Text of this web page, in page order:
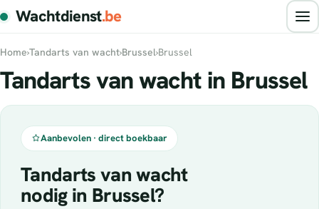
Wachtdienst.be
Home›Tandarts van wacht›Brussel›Brussel
Tandarts van wacht in Brussel
Aanbevolen · direct boekbaar
Tandarts van wacht
nodig in Brussel?